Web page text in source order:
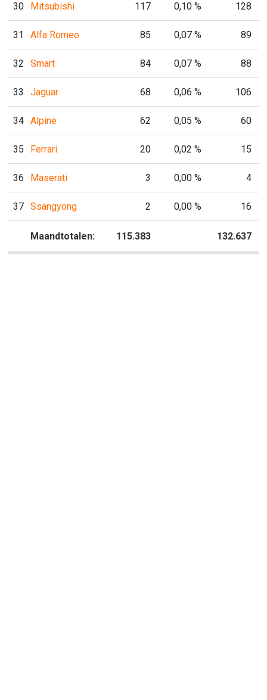
30 Mitsubishi 117 0,10 % 128
31 Alfa Romeo 85 0,07 % 89
32 Smart 84 0,07 % 88
33 Jaguar 68 0,06 % 106
34 Alpine 62 0,05 % 60
35 Ferrari 20 0,02 % 15
36 Maserati 3 0,00 % 4
37 Ssangyong 2 0,00 % 16
Maandtotalen: 115.383 132.637